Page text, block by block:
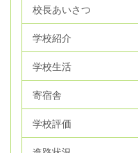
校長あいさつ
学校紹介
学校生活
寄宿舎
学校評価